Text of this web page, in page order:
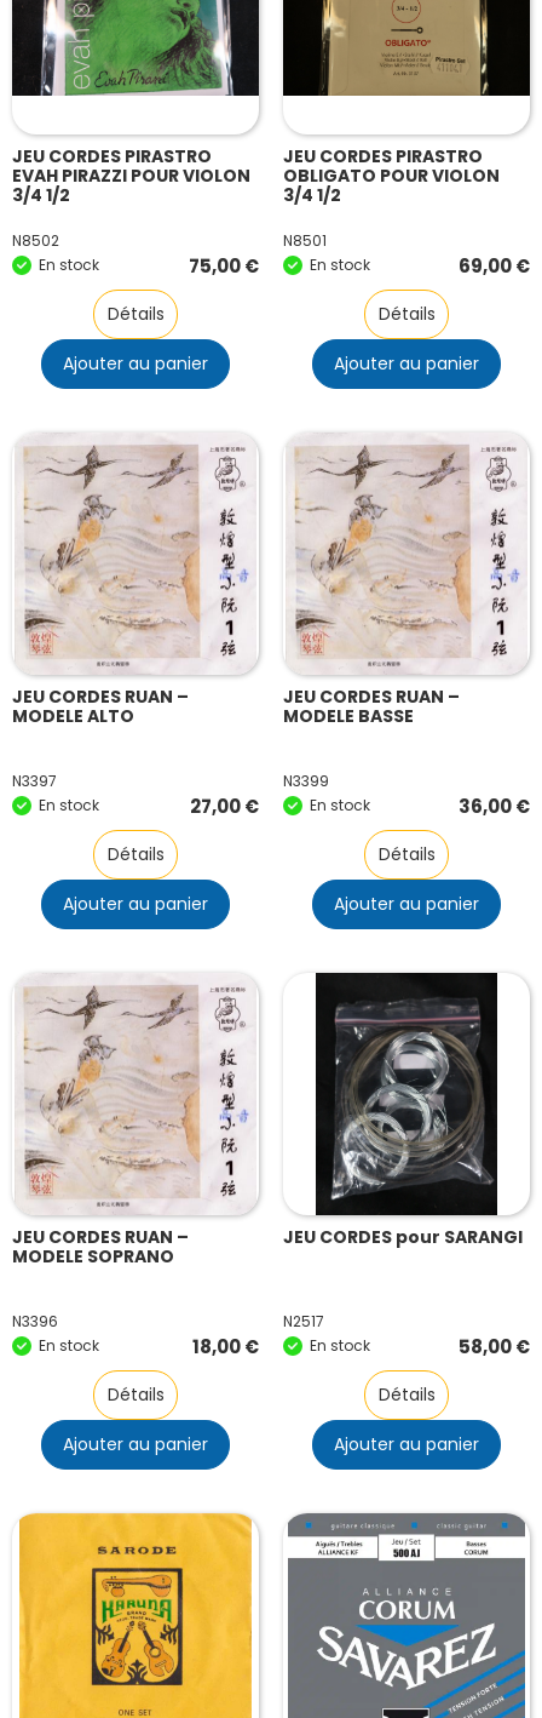
JEU CORDES PIRASTRO
EVAH PIRAZZI POUR VIOLON
3/4 1/2
N8502
En stock
75,00€
Détails
Ajouter au panier
JEU CORDES PIRASTRO
OBLIGATO POUR VIOLON
3/4 1/2
N8501
En stock
69,00€
Détails
Ajouter au panier
JEU CORDES RUAN –
MODELE ALTO
N3397
En stock
27,00€
Détails
Ajouter au panier
JEU CORDES RUAN –
MODELE BASSE
N3399
En stock
36,00€
Détails
Ajouter au panier
JEU CORDES RUAN –
MODELE SOPRANO
N3396
En stock
18,00€
Détails
Ajouter au panier
JEU CORDES pour SARANGI
N2517
En stock
58,00€
Détails
Ajouter au panier